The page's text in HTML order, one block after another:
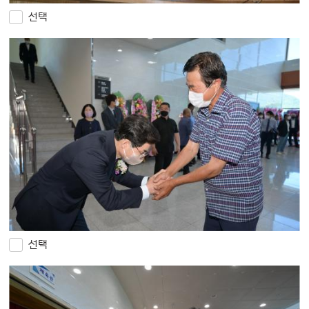
선택
선택